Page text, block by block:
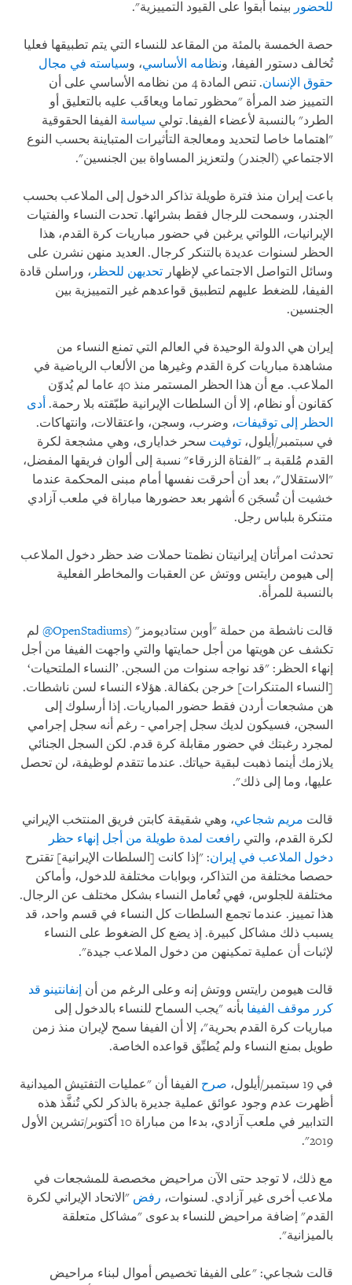
للحضور بينما أبقوا على القيود التمييزية".
حصة الخمسة بالمئة من المقاعد للنساء التي يتم تطبيقها فعليا
تُخالف دستور الفيفا، ونظامه الأساسي، وسياسته في مجال
حقوق الإنسان
. تنص المادة 4 من نظامه الأساسي على أن
التمييز ضد المرأة "محظور تماما ويعاقَب عليه بالتعليق أو
الطرد" بالنسبة لأعضاء الفيفا. تولي سياسة الفيفا الحقوقية
"اهتماما خاصا لتحديد ومعالجة التأثيرات المتباينة بحسب النوع
الاجتماعي (الجندر) ولتعزيز المساواة بين الجنسين".
باعت إيران منذ فترة طويلة تذاكر الدخول إلى الملاعب بحسب
الجندر، وسمحت للرجال فقط بشرائها. تحدت النساء والفتيات
الإيرانيات، اللواتي يرغبن في حضور مباريات كرة القدم، هذا
الحظر لسنوات عديدة بالتنكر كرجال. العديد منهن نشرن على
وسائل التواصل الاجتماعي لإظهار تحديهن للحظر ، وراسلن قادة
الفيفا، للضغط عليهم لتطبيق قواعدهم غير التمييزية بين
الجنسين.
إيران هي الدولة الوحيدة في العالم التي تمنع النساء من
مشاهدة مباريات كرة القدم وغيرها من الألعاب الرياضية في
الملاعب. مع أن هذا الحظر المستمر منذ 40 عاما لم يُدوّن
كقانون أو نظام، إلا أن السلطات الإيرانية طبّقته بلا رحمة. أدى
الحظر إلى توقيفات، وضرب، وسجن، واعتقالات، وانتهاكات.
في سبتمبر/أيلول، توفيت سحر خدایاری، وهي مشجعة لكرة
القدم مُلقبة بـ "الفتاة الزرقاء" نسبة إلى ألوان فريقها المفضل،
"الاستقلال"، بعد أن أحرقت نفسها أمام مبنى المحكمة عندما
خشيت أن تُسجَن 6 أشهر بعد حضورها مباراة في ملعب آزادي
متنكرة بلباس رجل.
تحدثت امرأتان إيرانيتان نظمتا حملات ضد حظر دخول الملاعب
إلى هيومن رايتس ووتش عن العقبات والمخاطر الفعلية
بالنسبة للمرأة.
قالت ناشطة من حملة "أوبن ستاديومز" (@OpenStadiums لم
تكشف عن هويتها من أجل حمايتها والتي واجهت الفيفا من أجل
إنهاء الحظر: "قد نواجه سنوات من السجن. ’النساء الملتحيات‘
[النساء المتنكرات] خرجن بكفالة. هؤلاء النساء لسن ناشطات.
هن مشجعات أردن فقط حضور المباريات. إذا أرسلوك إلى
السجن، فسيكون لديك سجل إجرامي - رغم أنه سجل إجرامي
لمجرد رغبتك في حضور مقابلة كرة قدم. لكن السجل الجنائي
يلازمك أينما ذهبت لبقية حياتك. عندما تتقدم لوظيفة، لن تحصل
عليها، وما إلى ذلك".
قالت مريم شجاعي، وهي شقيقة كابتن فريق المنتخب الإيراني
لكرة القدم، والتي رافعت لمدة طويلة من أجل إنهاء حظر
دخول الملاعب في إيران: "إذا كانت [السلطات الإيرانية] تقترح
حصصا مختلفة من التذاكر، وبوابات مختلفة للدخول، وأماكن
مختلفة للجلوس، فهي تُعامل النساء بشكل مختلف عن الرجال.
هذا تمييز. عندما تجمع السلطات كل النساء في قسم واحد، قد
يسبب ذلك مشاكل كبيرة. إذ يضع كل الضغوط على النساء
لإثبات أن عملية تمكينهن من دخول الملاعب جيدة".
قالت هيومن رايتس ووتش إنه وعلى الرغم من أن إنفانتينو قد
كرر موقف الفيفا بأنه "يجب السماح للنساء بالدخول إلى
مباريات كرة القدم بحرية"، إلا أن الفيفا سمح لإيران منذ زمن
طويل بمنع النساء ولم يُطبِّق قواعده الخاصة.
في 19 سبتمبر/أيلول، صرح الفيفا أن "عمليات التفتيش الميدانية
أظهرت عدم وجود عوائق عملية جديرة بالذكر لكي تُنفَّذ هذه
التدابير في ملعب آزادي، بدءا من مباراة 10 أكتوبر/تشرين الأول
2019".
مع ذلك، لا توجد حتى الآن مراحيض مخصصة للمشجعات في
ملاعب أخرى غير آزادي. لسنوات، رفض "الاتحاد الإيراني لكرة
القدم" إضافة مراحيض للنساء بدعوى "مشاكل متعلقة
بالميزانية".
قالت شجاعي: "على الفيفا تخصيص أموال لبناء مراحيض